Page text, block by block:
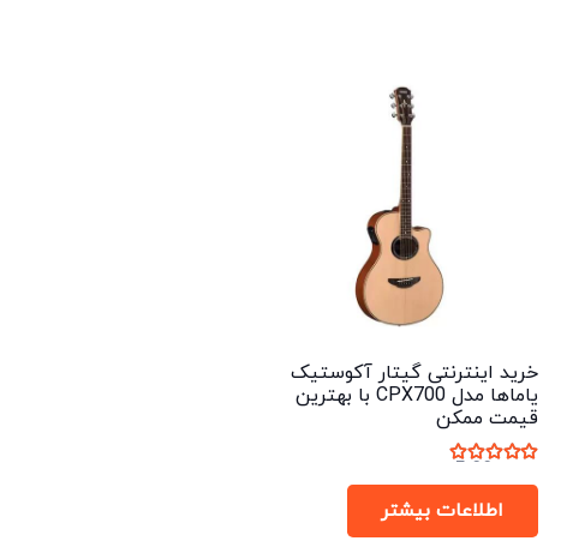
خرید اینترنتی گیتار آکوستیک
یاماها مدل CPX700 با بهترین
قیمت ممکن
5.00
اطلاعات بیشتر